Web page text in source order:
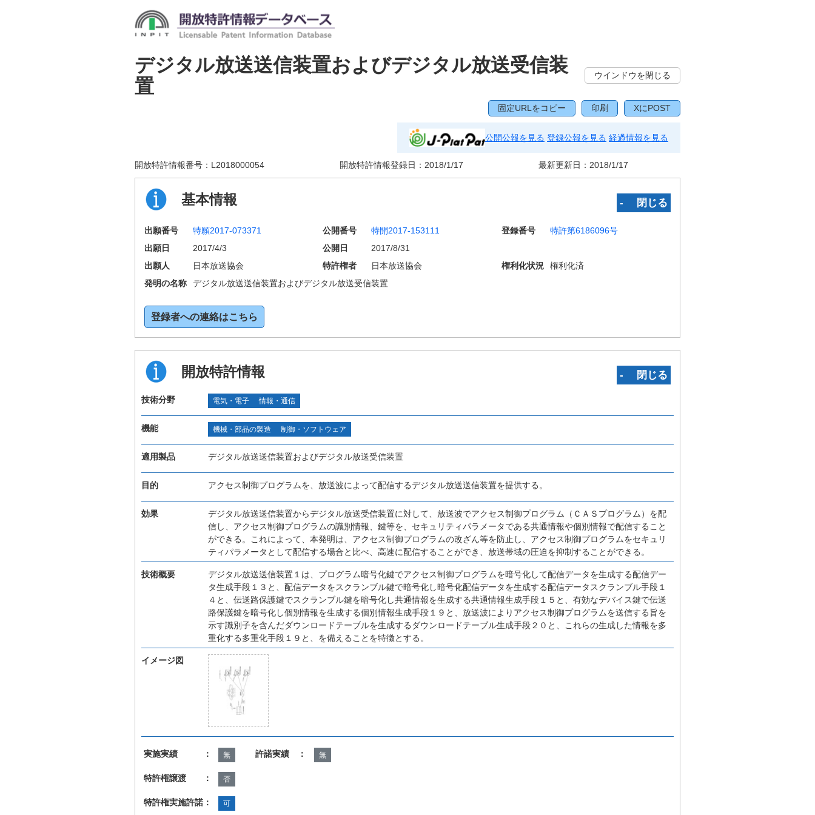
デジタル放送送信装置およびデジタル放送受信装
置
ウインドウを閉じる
固定URLをコピー 印刷 XにPOST
公開公報を見る 登録公報を見る 経過情報を見る
開放特許情報番号： L2018000054 開放特許情報登録日： 2018/1/17 最新更新日： 2018/1/17
基本情報 ‐ 閉じる
出願番号 特願2017-073371 公開番号 特開2017-153111 登録番号
特許第6186096号
出願日
2017/4/3 公開日
2017/8/31
出願人
日本放送協会 特許権者 日本放送協会 権利化状況
権利化済
発明の名称
デジタル放送送信装置およびデジタル放送受信装置
登録者への連絡はこちら
開放特許情報 ‐ 閉じる
技術分野 電気・電子 情報・通信
機能 機械・部品の製造 制御・ソフトウェア
適用製品 デジタル放送送信装置およびデジタル放送受信装置
目的 アクセス制御プログラムを、放送波によって配信するデジタル放送送信装置を提供する。
効果
デジタル放送送信装置からデジタル放送受信装置に対して、放送波でアクセス制御プログラム（ＣＡＳプログラム）を配
信し、アクセス制御プログラムの識別情報、鍵等を、セキュリティパラメータである共通情報や個別情報で配信すること
ができる。これによって、本発明は、アクセス制御プログラムの改ざん等を防止し、アクセス制御プログラムをセキュリ
ティパラメータとして配信する場合と比べ、高速に配信することができ、放送帯域の圧迫を抑制することができる。
技術概要
デジタル放送送信装置１は、プログラム暗号化鍵でアクセス制御プログラムを暗号化して配信データを生成する配信デー
タ生成手段１３と、配信データをスクランブル鍵で暗号化し暗号化配信データを生成する配信データスクランブル手段１
４と、伝送路保護鍵でスクランブル鍵を暗号化し共通情報を生成する共通情報生成手段１５と、有効なデバイス鍵で伝送
路保護鍵を暗号化し個別情報を生成する個別情報生成手段１９と、放送波によりアクセス制御プログラムを送信する旨を
示す識別子を含んだダウンロードテーブルを生成するダウンロードテーブル生成手段２０と、これらの生成した情報を多
重化する多重化手段１９と、を備えることを特徴とする。
イメージ図
実施実績 ： 無 許諾実績 ： 無
特許権譲渡 ： 否
特許権実施許諾： 可